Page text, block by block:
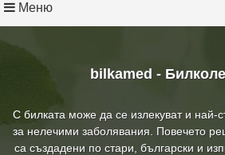
bilkamed -
С билката може да се излекуват и най-
за нелечими заболявания. Повечето
са създадени по стари, български и
Меню